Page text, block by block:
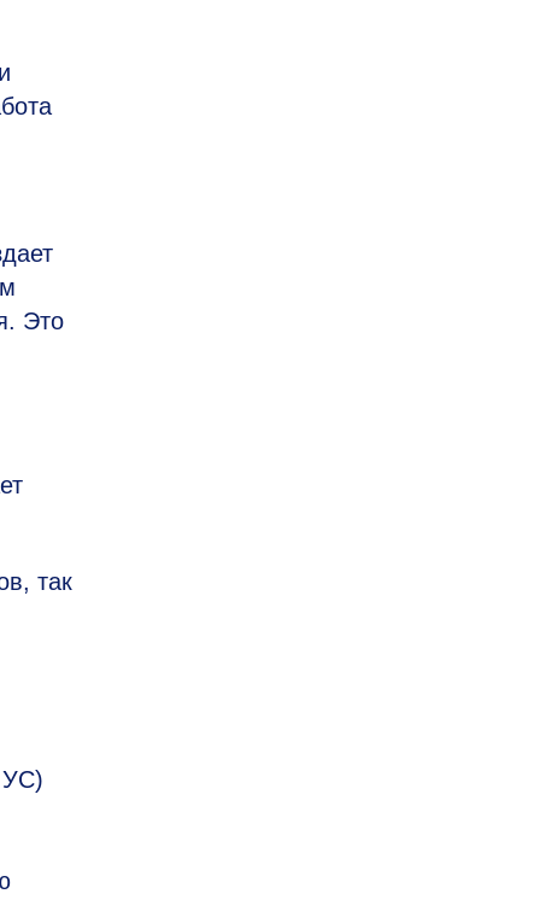
Это
так
УС)